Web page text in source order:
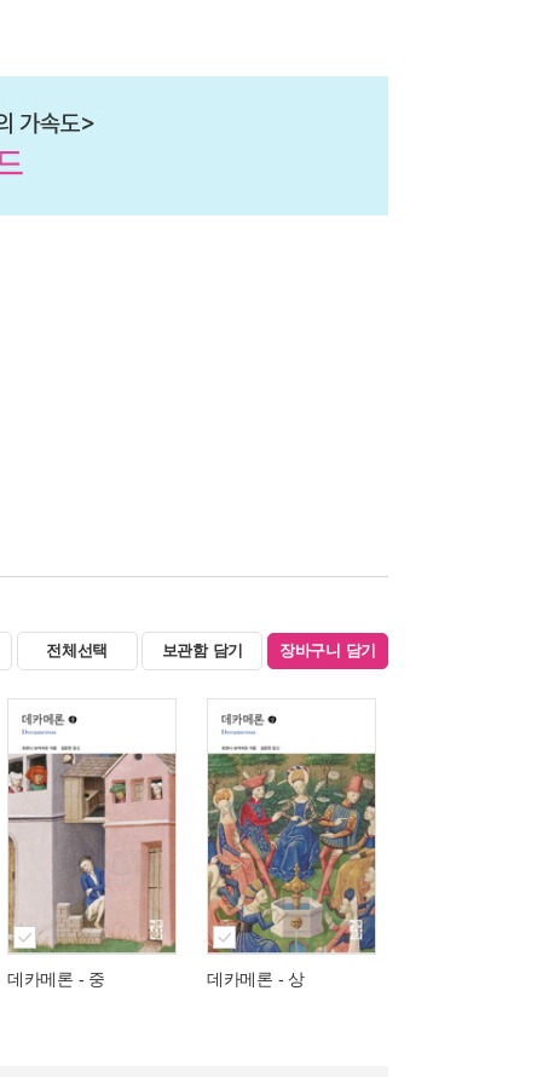
전체선택 보관함 담기 장바구니 담기
데카메론 - 중 데카메론 - 상